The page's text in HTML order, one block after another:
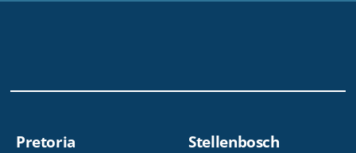
Pretoria Stellenbosch